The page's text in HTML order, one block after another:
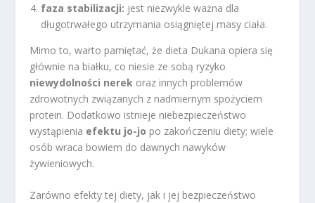
faza stabilizacji: jest niezwykle ważna dla
długotrwałego utrzymania osiągniętej masy ciała.
Mimo to, warto pamiętać, że dieta Dukana opiera się
głównie na białku, co niesie ze sobą ryzyko
niewydolności nerek oraz innych problemów
zdrowotnych związanych z nadmiernym spożyciem
protein. Dodatkowo istnieje niebezpieczeństwo
wystąpienia efektu jo-jo po zakończeniu diety; wiele
osób wraca bowiem do dawnych nawyków
żywieniowych.
Zarówno efekty tej diety, jak i jej bezpieczeństwo